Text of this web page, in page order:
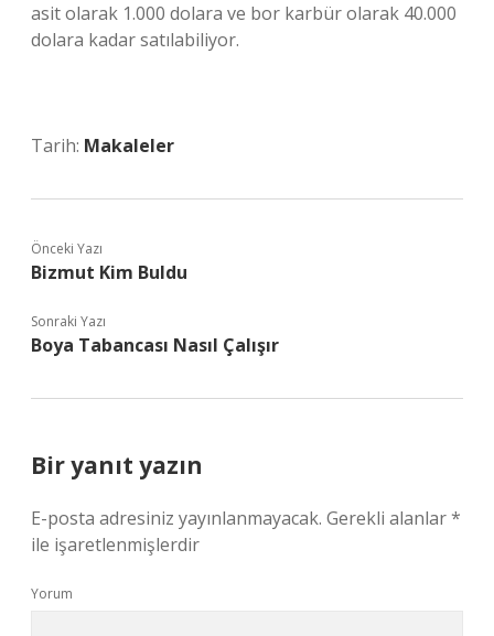
asit olarak 1.000 dolara ve bor karbür olarak 40.000
dolara kadar satılabiliyor.
Tarih: Makaleler
Önceki Yazı
Bizmut Kim Buldu
Sonraki Yazı
Boya Tabancası Nasıl Çalışır
Bir yanıt yazın
E-posta adresiniz yayınlanmayacak. Gerekli alanlar*
ile işaretlenmişlerdir
Yorum